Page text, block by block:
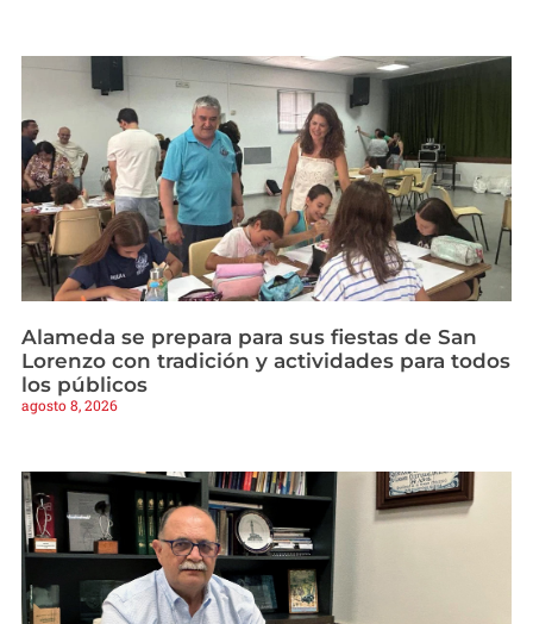
Alameda se prepara para sus fiestas de San
Lorenzo con tradición y actividades para todos
los públicos
agosto 8, 2026